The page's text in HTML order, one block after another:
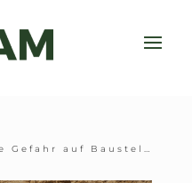
Unsichtbare Gefahr auf Baustellen: Asbest bleibt die häufigste tödliche Berufskrankheit